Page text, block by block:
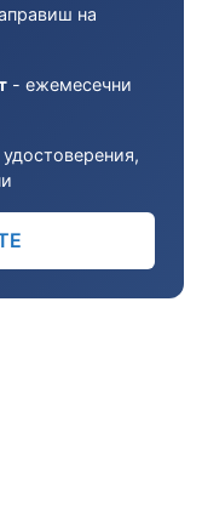
на
- ежемесечни